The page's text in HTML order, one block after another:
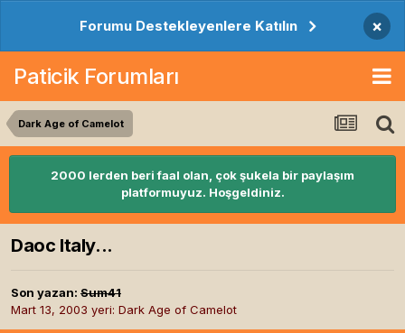
Forumu Destekleyenlere Katılın ×
Paticik Forumları
Dark Age of Camelot
2000 lerden beri faal olan, çok şukela bir paylaşım
platformuyuz. Hoşgeldiniz.
Daoc Italy...
Son yazan: Sum41
Mart 13, 2003 yeri: Dark Age of Camelot